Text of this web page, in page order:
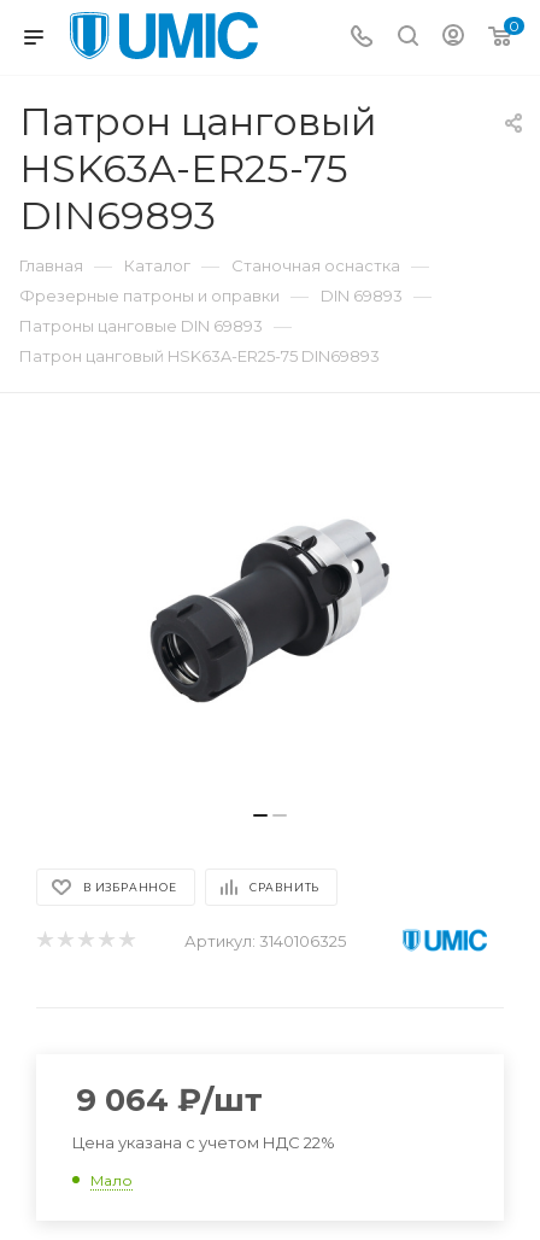
0
Патрон цанговый
HSK63A-ER25-75
DIN69893
Главная — Каталог — Станочная оснастка —
Фрезерные патроны и оправки — DIN 69893 —
Патроны цанговые DIN 69893 —
Патрон цанговый HSK63A-ER25-75 DIN69893
В ИЗБРАННОЕ СРАВНИТЬ
Артикул: 3140106325
9 064 ₽/шт
Цена указана с учетом НДС 22%
Мало